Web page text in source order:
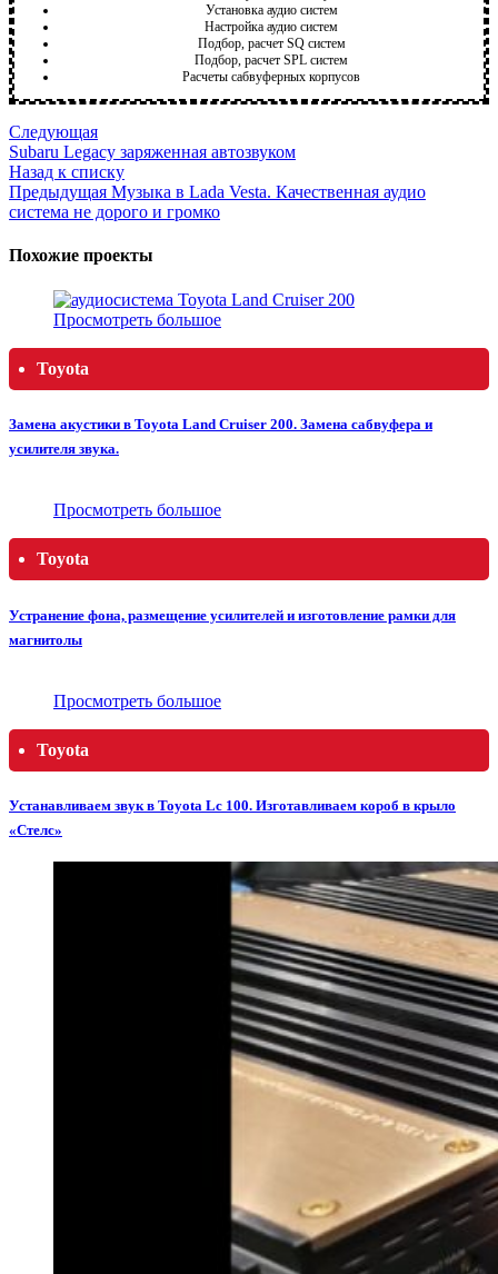
Установка аудио систем
Настройка аудио систем
Подбор, расчет SQ систем
Подбор, расчет SPL систем
Расчеты сабвуферных корпусов
Следующая
Subaru Legacy заряженная автозвуком
Назад к списку
Предыдущая Музыка в Lada Vesta. Качественная аудио
система не дорого и громко
Похожие проекты
Просмотреть большое
Toyota
Замена акустики в Toyota Land Cruiser 200. Замена сабвуфера и
усилителя звука.
Просмотреть большое
Toyota
Устранение фона, размещение усилителей и изготовление рамки для
магнитолы
Просмотреть большое
Toyota
Устанавливаем звук в Toyota Lc 100. Изготавливаем короб в крыло
«Стелс»